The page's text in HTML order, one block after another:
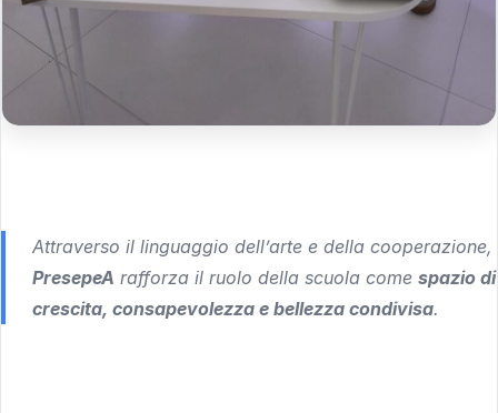
Attraverso il linguaggio dell’arte e della cooperazione,
PresepeA rafforza il ruolo della scuola come spazio di
crescita, consapevolezza e bellezza condivisa.